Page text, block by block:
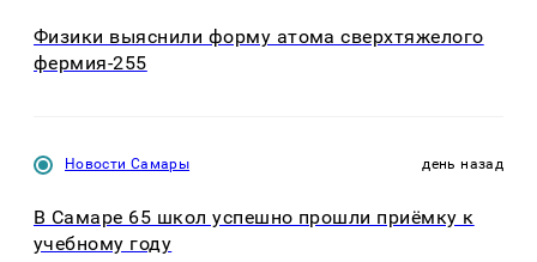
Физики выяснили форму атома сверхтяжелого
фермия-255
Новости Самары день назад
В Самаре 65 школ успешно прошли приёмку к
учебному году